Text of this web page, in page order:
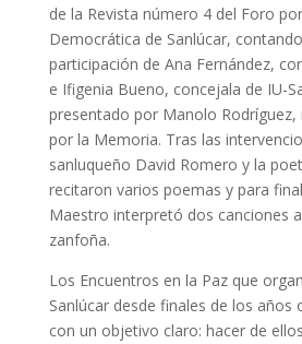
de la Revista número 4 del Foro
Democrática de Sanlúcar,
participación de Ana Fernández,
e Ifigenia Bueno, concejala de IU-
presentado por Manolo
por la Memoria. Tras las
sanluqueño David Romero y la
recitaron varios poemas y para
Maestro interpretó dos canciones
zanfoña.
Los Encuentros en la Paz que
Sanlúcar desde finales de los años
con un objetivo claro: hacer de